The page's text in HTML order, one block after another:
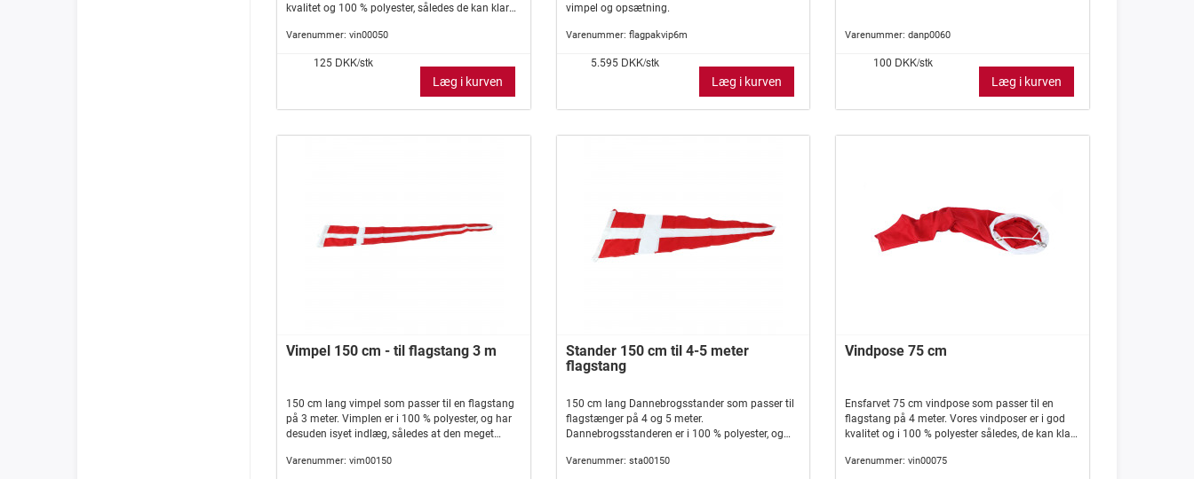
kvalitet og 100 % polyester, således de kan klare
desuden mest kendt fra de danske broer og
danske haver. Prøv f.eks. en vindpose til
flagstangen i sommerhuset er i kolonihaven.
Varenummer: vin00050
125 DKK/stk
Læg i kurven
vimpel og opsætning.
Varenummer: flagpakvip6m
5.595DKK/stk
Læg i kurven
Varenummer:danp0060
100 DKK/stk
Læg i kurven
Vimpel 150 cm - til flagstang 3 m
150 cm lang vimpel som passer til en flagstang
på 3 meter. Vimplen er i 100 % polyester, og har
desuden isyet indlæg, således at den meget
Varenummer: vim00150
Stander 150 cm til 4-5 meter
flagstang
150 cm lang Dannebrogsstander som passer til
flagstænger på 4 og 5 meter.
Dannebrogsstanderen er i 100 % polyester, og
vanskeligt slår knuder.
Varenummer: sta00150
Vindpose 75 cm
Ensfarvet 75 cm vindpose som passer til en
flagstang på 4 meter. Vores vindposer er i god
kvalitet og i 100 % polyester således, de kan klare
desuden mest kendt fra de danske broer og
Varenummer:vin00075